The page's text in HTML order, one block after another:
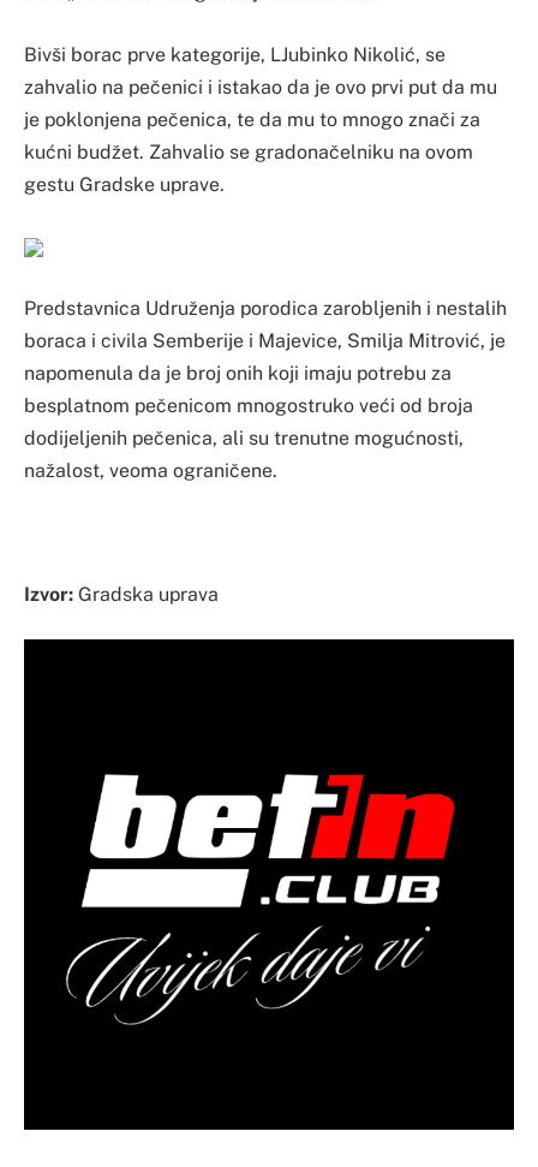
Bivši borac prve kategorije, LJubinko Nikolić, se
zahvalio na pečenici i istakao da je ovo prvi put da mu
je poklonjena pečenica, te da mu to mnogo znači za
kućni budžet. Zahvalio se gradonačelniku na ovom
gestu Gradske uprave.
Predstavnica Udruženja porodica zarobljenih i nestalih
boraca i civila Semberije i Majevice, Smilja Mitrović, je
napomenula da je broj onih koji imaju potrebu za
besplatnom pečenicom mnogostruko veći od broja
dodijeljenih pečenica, ali su trenutne mogućnosti,
nažalost, veoma ograničene.
Izvor: Gradska uprava